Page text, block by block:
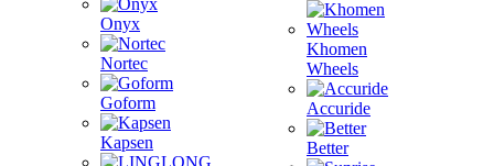
Onyx
Nortec
Goform
Kapsen
Khomen
Wheels
Accuride
Better